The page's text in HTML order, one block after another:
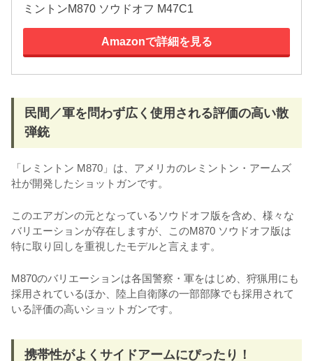
ミントンM870 ソウドオフ M47C1
Amazonで詳細を見る
民間／軍を問わず広く使用される評価の高い散
弾銃
「レミントン M870」は、アメリカのレミントン・アームズ
社が開発したショットガンです。
このエアガンの元となっているソウドオフ版を含め、様々な
バリエーションが存在しますが、このM870 ソウドオフ版は
特に取り回しを重視したモデルと言えます。
M870のバリエーションは各国警察・軍をはじめ、狩猟用にも
採用されているほか、陸上自衛隊の一部部隊でも採用されて
いる評価の高いショットガンです。
携帯性がよくサイドアームにぴったり！